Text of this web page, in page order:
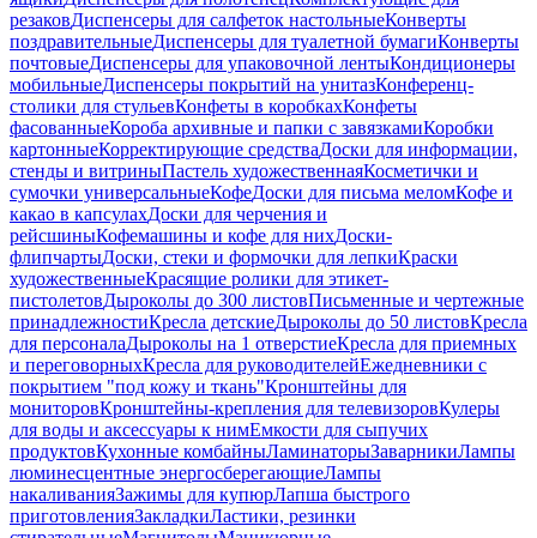
резаковДиспенсеры для салфеток настольныеКонверты
поздравительныеДиспенсеры для туалетной бумагиКонверты
почтовыеДиспенсеры для упаковочной лентыКондиционеры
мобильныеДиспенсеры покрытий на унитазКонференц-
столики для стульевКонфеты в коробкахКонфеты
фасованныеКороба архивные и папки с завязкамиКоробки
картонныеКорректирующие средстваДоски для информации,
стенды и витриныПастель художественнаяКосметички и
сумочки универсальныеКофеДоски для письма меломКофе и
какао в капсулахДоски для черчения и
рейсшиныКофемашины и кофе для нихДоски-
флипчартыДоски, стеки и формочки для лепкиКраски
художественныеКрасящие ролики для этикет-
пистолетовДыроколы до 300 листовПисьменные и чертежные
принадлежностиКресла детскиеДыроколы до 50 листовКресла
для персоналаДыроколы на 1 отверстиеКресла для приемных
и переговорныхКресла для руководителейЕжедневники с
покрытием "под кожу и ткань"Кронштейны для
мониторовКронштейны-крепления для телевизоровКулеры
для воды и аксессуары к нимЕмкости для сыпучих
продуктовКухонные комбайныЛаминаторыЗаварникиЛампы
люминесцентные энергосберегающиеЛампы
накаливанияЗажимы для купюрЛапша быстрого
приготовленияЗакладкиЛастики, резинки